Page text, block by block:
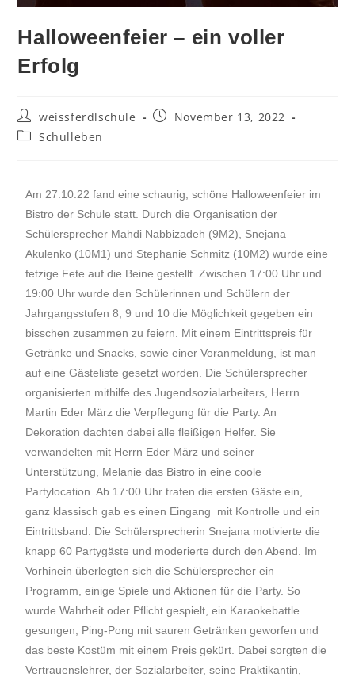
Halloweenfeier – ein voller
Erfolg
weissferdlschule
November 13, 2022
Schulleben
Am 27.10.22 fand eine schaurig, schöne Halloweenfeier im
Bistro der Schule statt. Durch die Organisation der
Schülersprecher Mahdi Nabbizadeh (9M2), Snejana
Akulenko (10M1) und Stephanie Schmitz (10M2) wurde eine
fetzige Fete auf die Beine gestellt. Zwischen 17:00 Uhr und
19:00 Uhr wurde den Schülerinnen und Schülern der
Jahrgangsstufen 8, 9 und 10 die Möglichkeit gegeben ein
bisschen zusammen zu feiern. Mit einem Eintrittspreis für
Getränke und Snacks, sowie einer Voranmeldung, ist man
auf eine Gästeliste gesetzt worden. Die Schülersprecher
organisierten mithilfe des Jugendsozialarbeiters, Herrn
Martin Eder März die Verpflegung für die Party. An
Dekoration dachten dabei alle fleißigen Helfer. Sie
verwandelten mit Herrn Eder März und seiner
Unterstützung, Melanie das Bistro in eine coole
Partylocation. Ab 17:00 Uhr trafen die ersten Gäste ein,
ganz klassisch gab es einen Eingang mit Kontrolle und ein
Eintrittsband. Die Schülersprecherin Snejana motivierte die
knapp 60 Partygäste und moderierte durch den Abend. Im
Vorhinein überlegten sich die Schülersprecher ein
Programm, einige Spiele und Aktionen für die Party. So
wurde Wahrheit oder Pflicht gespielt, ein Karaokebattle
gesungen, Ping-Pong mit sauren Getränken geworfen und
das beste Kostüm mit einem Preis gekürt. Dabei sorgten die
Vertrauenslehrer, der Sozialarbeiter, seine Praktikantin,